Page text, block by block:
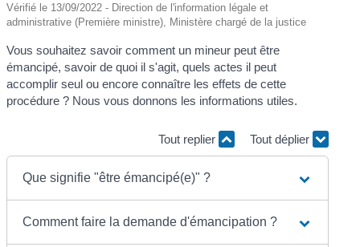
Vérifié le 13/09/2022 - Direction de l'information légale et
administrative (Première ministre), Ministère chargé de la justice
Vous souhaitez savoir comment un mineur peut être
émancipé, savoir de quoi il s'agit, quels actes il peut
accomplir seul ou encore connaître les effets de cette
procédure ? Nous vous donnons les informations utiles.
Tout replier Tout déplier
Que signifie "être émancipé(e)" ?
Comment faire la demande d'émancipation ?